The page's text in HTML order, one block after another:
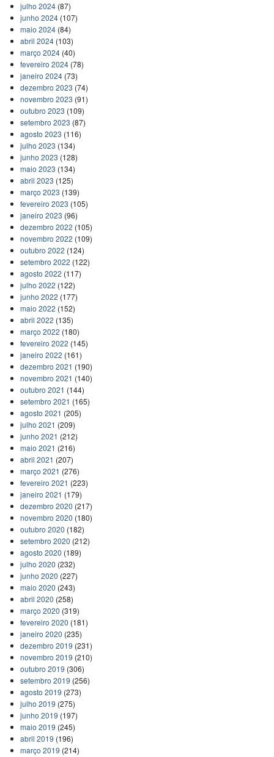
julho 2024(87)
junho 2024(107)
maio 2024(84)
abril 2024(103)
março 2024(40)
fevereiro 2024(78)
janeiro 2024(73)
dezembro 2023 (74)
novembro 2023 (91)
outubro 2023 (109)
setembro 2023 (87)
agosto 2023 (116)
julho 2023 (134)
junho 2023 (128)
maio 2023 (134)
abril 2023 (125)
março 2023 (139)
fevereiro 2023 (105)
janeiro 2023 (96)
dezembro 2022 (105)
novembro 2022 (109)
outubro 2022 (124)
setembro 2022 (122)
agosto 2022 (117)
julho 2022 (122)
junho 2022 (177)
maio 2022 (152)
abril 2022 (135)
março 2022 (180)
fevereiro 2022 (145)
janeiro 2022 (161)
dezembro 2021 (190)
novembro 2021 (140)
outubro 2021 (144)
setembro 2021 (165)
agosto 2021 (205)
julho 2021 (209)
junho 2021 (212)
maio 2021 (216)
abril 2021 (207)
março 2021 (276)
fevereiro 2021 (223)
janeiro 2021 (179)
dezembro 2020 (217)
novembro 2020 (180)
outubro 2020 (182)
setembro 2020 (212)
agosto 2020 (189)
julho 2020 (232)
junho 2020 (227)
maio 2020 (243)
abril 2020 (258)
março 2020 (319)
fevereiro 2020 (181)
janeiro 2020 (235)
dezembro 2019 (231)
novembro 2019 (210)
outubro 2019 (306)
setembro 2019 (256)
agosto 2019 (273)
julho 2019 (275)
junho 2019 (197)
maio 2019 (245)
abril 2019 (196)
março 2019 (214)